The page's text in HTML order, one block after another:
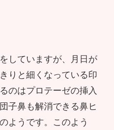
していますが、月日が
りと細くなっている印
のはプロテーゼの挿入
子鼻も解消できる鼻ヒ
ようです。このよう